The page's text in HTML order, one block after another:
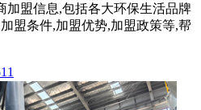
加盟信息,包括各大环保生活品牌
盟条件,加盟优势,加盟政策等,帮